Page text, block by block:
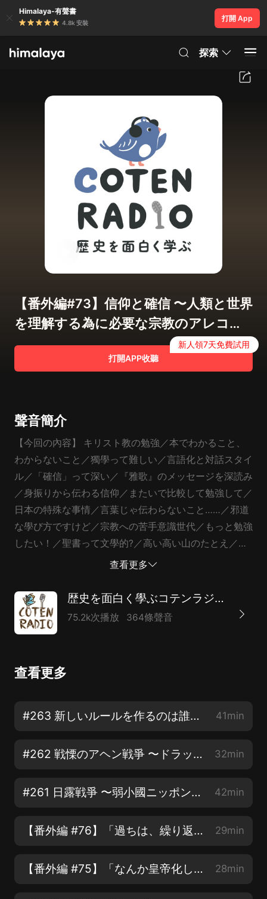
Himalaya-有聲書
4.8k 安裝
打開 App
探索
【番外編#73】信仰と確信 〜人類と世界
を理解する為に必要な宗教のアレコレ
〜【COTEN RADIO】
打開APP收聽
新人領7天免費試用
聲音簡介
【今回の內容】 キリスト教の勉強／本でわかること、
わからないこと／獨學って難しい／言語化と対話スタイ
ル／「確信」って深い／『雅歌』のメッセージを深読み
／身振りから伝わる信仰／またいで比較して勉強して／
日本の特殊な事情／言葉じゃ伝わらないこと……／邪道
な學び方ですけど／宗教への苦手意識世代／もっと勉強
したい！／聖書って文學的?／高い高い山のたとえ／マ
スジド見學の思い出／放送する可能性／宗教を知れば映
る】http://www.cotenradio.fm/support 【イベント&キ
ャンペーン】 https://cotenradio.fm/campaign/ ーーー
ー 【出演&Twitter】 株式會社COTEN 深井龍之介
ント】 @CotenRadio 【公式LINEスタンプ】
https://cotenradio.fm/references/ 【収録】 いいかね
https://cotenradio.fm/feedback/
查看更多
歴史を面白く學ぶコテンラジオ （COTEN RADIO）
75.2k次播放 364條聲音
查看更多
#263 新しいルールを作るのは誰だ!? 日本の近代國家化で広がる極東の亀裂【COTEN RADIO】 41min
#262 戦慄のアヘン戦爭 〜ドラッグに揺れるアジア情勢とある幕末志士の開眼〜【COTEN RADIO】 32min
#261 日露戦爭 〜弱小國ニッポンが見出した勝利への布石〜【COTEN RADIO】 42min
【番外編 #76】「過ちは、繰り返すな…！」畫一的思考からの脫卻を図る僕たちの採用活動【COTEN RADIO】 29min
【番外編 #75】「なんか皇帝化してない？」リスナーからのご指摘にコテン深井がズバリお答えします！【COTEN RADIO】 28min